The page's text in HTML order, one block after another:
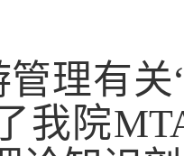
管理有
我院